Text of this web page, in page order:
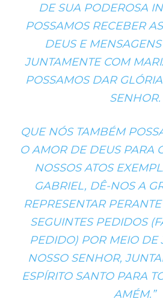
DE SUA PODEROSA
POSSAMOS RECEBER
DEUS E
JUNTAMENTE COM
POSSAMOS DAR
SENHOR.
QUE NÓS TAMBÉM
O AMOR DE DEUS PARA
NOSSOS ATOS
GABRIEL, DÊ-NOS A
REPRESENTAR
SEGUINTES PEDIDOS
PEDIDO) POR MEIO DE
NOSSO SENHOR,
ESPÍRITO SANTO PARA
AMÉM.”